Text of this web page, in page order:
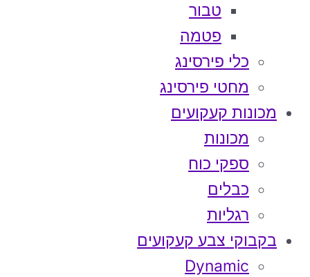
טבור
פטמה
כלי פירסינג
מחטי פירסינג
מכונות קעקועים
מכונות
ספקי כוח
כבלים
רגליות
בקבוקי צבע קעקועים
Dynamic